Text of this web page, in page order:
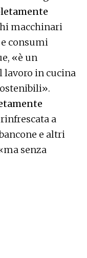
macchinari
consumi
«è un
in cucina
a
e altri
senza